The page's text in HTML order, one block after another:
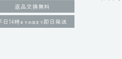
返品交換無料
日14時 までの注文で即日発送